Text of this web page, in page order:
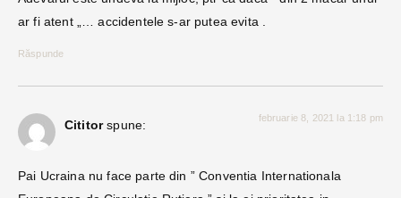
ar fi atent „… accidentele s-ar putea evita .
Răspunde
Cititor spune: februarie 8, 2021 la 1:18 pm
Pai Ucraina nu face parte din ” Conventia Internationala